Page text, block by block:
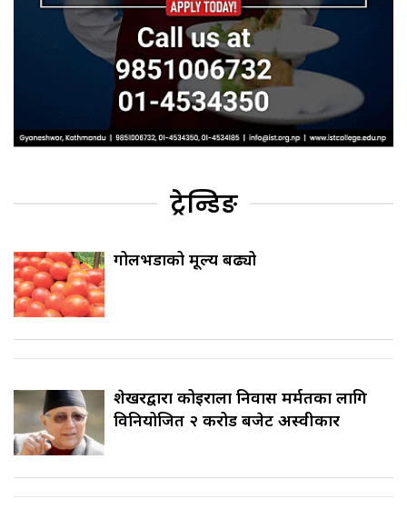
ट्रेन्डिङ
गोलभेँडाको मूल्य बढ्यो
शेखरद्वारा कोइराला निवास मर्मतका लागि
विनियोजित २ करोड बजेट अस्वीकार